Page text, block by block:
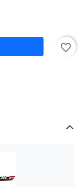
favorite_border